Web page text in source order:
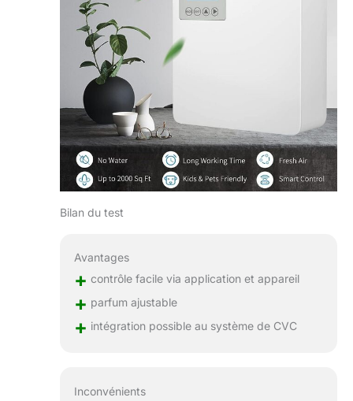
Bilan du test
Avantages
+ contrôle facile via application et appareil
+ parfum ajustable
+ intégration possible au système de CVC
Inconvénients